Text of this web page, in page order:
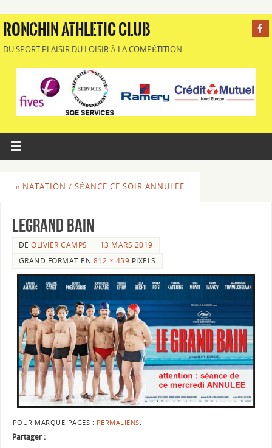
RONCHIN ATHLETIC CLUB
DU SPORT PLAISIR DU LOISIR À LA COMPÉTITION
« NATATION / SÉANCE CE SOIR ANNULEE
LEGRAND BAIN
DEOLIVIER CAMPS
13 MARS 2019
GRAND FORMAT EN 812 × 459 PIXELS
POUR MARQUE-PAGES : PERMALIENS
Partager :